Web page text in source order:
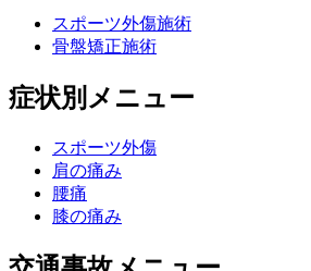
スポーツ外傷施術
骨盤矯正施術
症状別メニュー
スポーツ外傷
肩の痛み
腰痛
膝の痛み